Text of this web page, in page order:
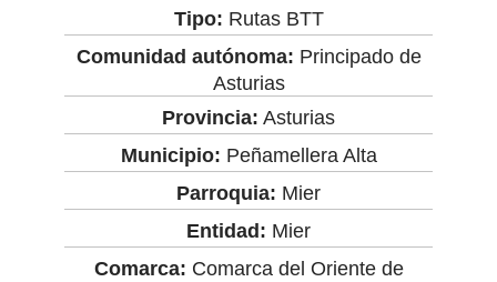
Tipo: Rutas BTT
Comunidad autónoma: Principado de
Asturias
Provincia: Asturias
Municipio: Peñamellera Alta
Parroquia: Mier
Entidad: Mier
Comarca: Comarca del Oriente de